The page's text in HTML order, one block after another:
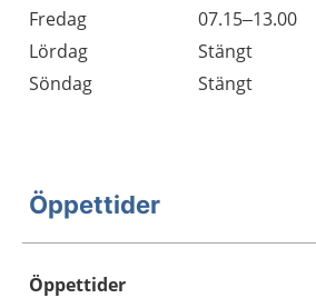
Fredag
07.15–13.00
Lördag
Stängt
Söndag
Stängt
Öppettider
Öppettider